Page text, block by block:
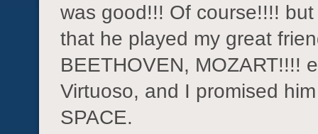
was good!!! Of course!!!!
that he played my great
BEETHOVEN, MOZART!!!!
Virtuoso, and I promised
SPACE.